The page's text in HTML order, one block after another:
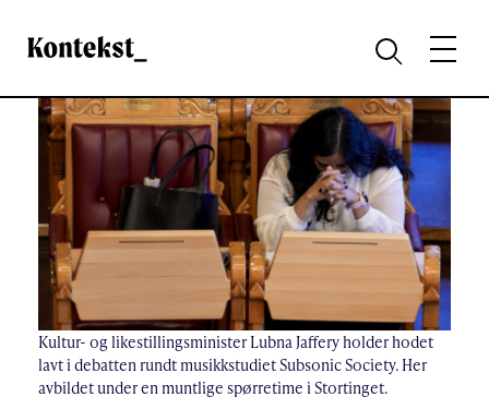
Kontekst
SØKMENY
Kultur- og likestillingsminister Lubna Jaffery holder hodet
lavt i debatten rundt musikkstudiet Subsonic Society. Her
avbildet under en muntlige spørretime i Stortinget.